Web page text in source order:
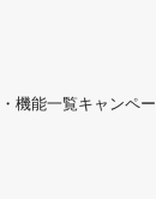
機能一覧キャンペ